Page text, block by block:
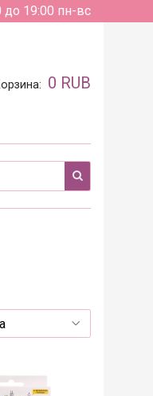
до 19:00 пн-вс
0 RUB